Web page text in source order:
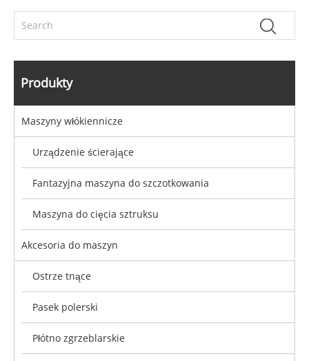
Produkty
Maszyny włókiennicze
Urządzenie ścierające
Fantazyjna maszyna do szczotkowania
Maszyna do cięcia sztruksu
Akcesoria do maszyn
Ostrze tnące
Pasek polerski
Płótno zgrzeblarskie